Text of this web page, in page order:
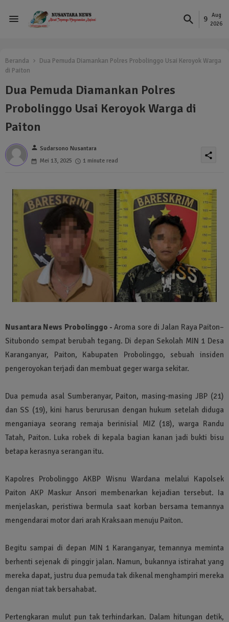
9
Aug
2026
Beranda
Dua Pemuda Diamankan Polres Probolinggo Usai Keroyok Warga
di Paiton
Dua Pemuda Diamankan Polres
Probolinggo Usai Keroyok Warga di
Paiton
person Sudarsono Nusantara
Mei 13, 2025
1 minute read
share
Nusantara News Probolinggo -Aroma sore di Jalan Raya Paiton–
Situbondo sempat berubah tegang. Di depan Sekolah MIN 1 Desa
Karanganyar, Paiton, Kabupaten Probolinggo, sebuah insiden
pengeroyokan terjadi dan membuat geger warga sekitar.
Dua pemuda asal Sumberanyar, Paiton, masing-masing JBP (21)
dan SS (19), kini harus berurusan dengan hukum setelah diduga
menganiaya seorang remaja berinisial MIZ (18), warga Randu
Tatah, Paiton. Luka robek di kepala bagian kanan jadi bukti bisu
betapa kerasnya serangan itu.
Kapolres Probolinggo AKBP Wisnu Wardana melalui Kapolsek
Paiton AKP Maskur Ansori membenarkan kejadian tersebut. Ia
menjelaskan, peristiwa bermula saat korban bersama temannya
mengendarai motor dari arah Kraksaan menuju Paiton.
Begitu sampai di depan MIN 1 Karanganyar, temannya meminta
berhenti sejenak di pinggir jalan. Namun, bukannya istirahat yang
mereka dapat, justru dua pemuda tak dikenal menghampiri mereka
dengan niat tak bersahabat.
Pertengkaran mulut pun tak terhindarkan. Dalam hitungan detik,